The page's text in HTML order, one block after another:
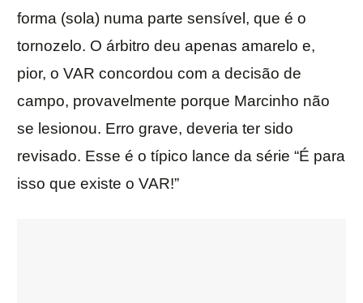
forma (sola) numa parte sensível, que é o
tornozelo. O árbitro deu apenas amarelo e,
pior, o VAR concordou com a decisão de
campo, provavelmente porque Marcinho não
se lesionou. Erro grave, deveria ter sido
revisado. Esse é o típico lance da série “É para
isso que existe o VAR!”